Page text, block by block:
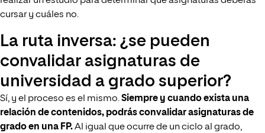
cursar y cuáles no.
La ruta inversa: ¿se pueden
convalidar asignaturas de
universidad a grado superior?
Sí, y el proceso es el mismo.Siempre y cuando exista una
relación de contenidos, podrás convalidar asignaturas de
grado en una FP.Al igual que ocurre de un ciclo al grado,